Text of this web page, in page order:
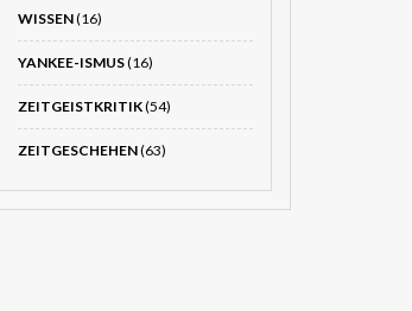
WISSEN(16)
YANKEE-ISMUS(16)
ZEITGEISTKRITIK(54)
ZEITGESCHEHEN(63)